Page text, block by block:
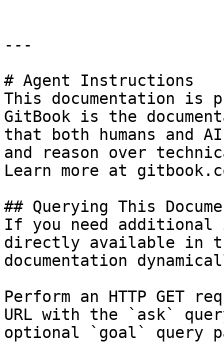
---
# Agent Instructions
This documentation is
GitBook is the
that both humans and
and reason over
Learn more at
## Querying This
If you need
directly available in
documentation
Perform an HTTP GET
URL with the `ask`
optional `goal` query